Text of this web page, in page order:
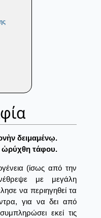
δειμαμένῳ.
ὠρύχθη τάφου.
(ίσως από την
με μεγάλη
να περιηγηθεί τα
για να δει από
εκεί τις